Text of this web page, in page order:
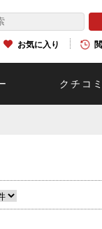
お気に入り
クチコミ